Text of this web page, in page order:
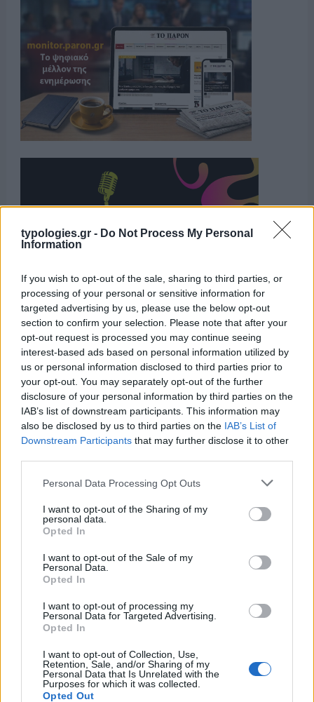
typologies.gr - Do Not Process My Personal
Information
If you wish to opt-out of the sale, sharing to third parties, or
processing of your personal or sensitive information for
targeted advertising by us, please use the below opt-out
section to confirm your selection. Please note that after your
opt-out request is processed you may continue seeing
interest-based ads based on personal information utilized by
us or personal information disclosed to third parties prior to
your opt-out. You may separately opt-out of the further
disclosure of your personal information by third parties on the
IAB’s list of downstream participants. This information may
also be disclosed by us to third parties on the IAB’s List of
Downstream Participants that may further disclose it to other
Please note that this website/app uses one or more Google
not limited to your visit or usage behaviour. You may click to
grant or deny consent to Google and its third-party tags to
use your data for below specified purposes in below Google
consent section.
Personal Data Processing Opt Outs
I want to opt-out of the Sharing of my
personal data.
Opted In
I want to opt-out of the Sale of my
Personal Data.
Opted In
I want to opt-out of processing my
Personal Data for Targeted Advertising.
Opted In
I want to opt-out of Collection, Use,
Retention, Sale, and/or Sharing of my
Personal Data that Is Unrelated with the
Purposes for which it was collected.
Opted Out
Η ΣΤΗΛΗ ΜΑΣ
Οι άνθρωποι, οι αυθεντικές ιστορίες,
ΟΣΑ ΧΡΕΙΑΖΕΣΑΙ